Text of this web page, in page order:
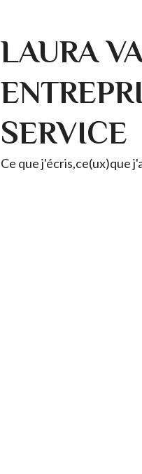
LAURA
SERVICE
Ce que j'écris,ce(ux)que